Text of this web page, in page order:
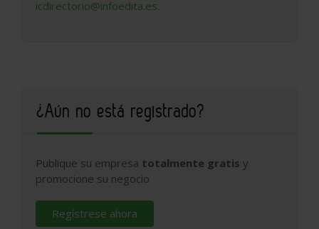
icdirectorio@infoedita.es.
¿Aún no está registrado?
Publique su empresa totalmente gratis y
promocione su negocio
Regístrese ahora